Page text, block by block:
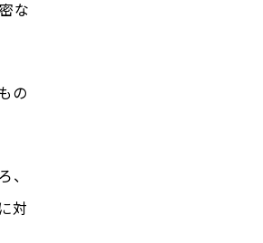
な
の
、
対